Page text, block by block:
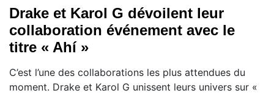
Drake et Karol G dévoilent leur
collaboration événement avec le
titre « Ahí »
C’est l’une des collaborations les plus attendues du
moment. Drake et Karol G unissent leurs univers sur «